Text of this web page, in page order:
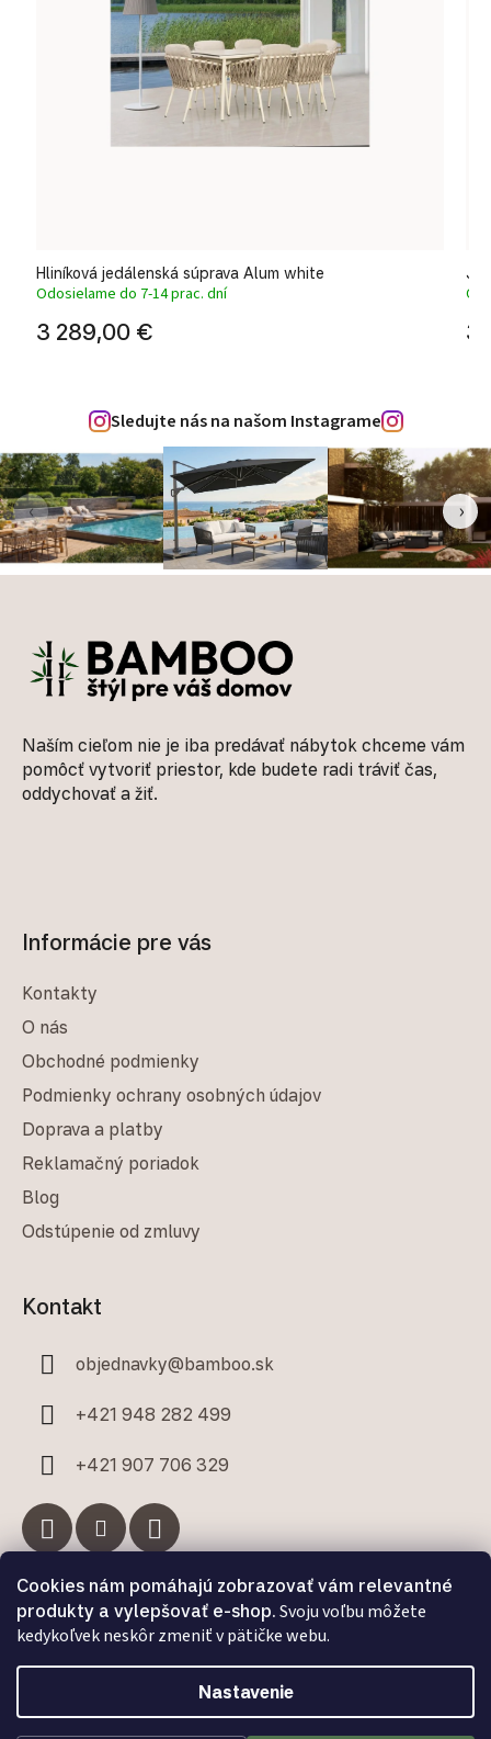
Cookies nám pomáhajú zobrazovať vám relevantné
produkty a vylepšovať e-shop. Svoju voľbu môžete
kedykoľvek neskôr zmeniť v pätičke webu.
Nastavenie
Hliníková jedálenská súprava Alum white
Odosielame do 7-14 prac. dní
3 289,00 € 3
Sledujte nás na našom Instagrame
‹ ›
Naším cieľom nie je iba predávať nábytok chceme vám
pomôcť vytvoriť priestor, kde budete radi tráviť čas,
oddychovať a žiť.
Informácie pre vás
Kontakty
O nás
Obchodné podmienky
Podmienky ochrany osobných údajov
Doprava a platby
Reklamačný poriadok
Blog
Odstúpenie od zmluvy
Kontakt
objednavky@bamboo.sk
+421 948 282 499
+421 907 706 329
Facebook